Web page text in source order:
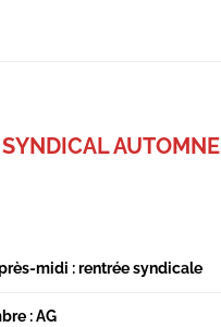
AUTOMNE
midi : rentrée syndicale
: AG